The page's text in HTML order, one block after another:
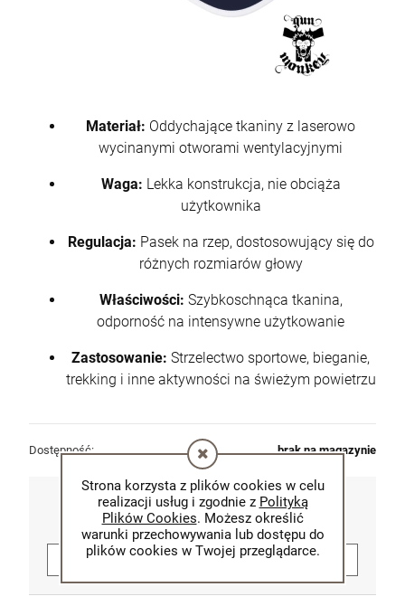
Strona korzysta z plików cookies w celu
realizacji usług i zgodnie z Polityką
Plików Cookies. Możesz określić
warunki przechowywania lub dostępu do
plików cookies w Twojej przeglądarce.
Materiał: Oddychające tkaniny z laserowo
wycinanymi otworami wentylacyjnymi
Waga: Lekka konstrukcja, nie obciąża
użytkownika
Regulacja: Pasek na rzep, dostosowujący się do
różnych rozmiarów głowy
Właściwości: Szybkoschnąca tkanina,
odporność na intensywne użytkowanie
Zastosowanie: Strzelectwo sportowe, bieganie,
trekking i inne aktywności na świeżym powietrzu
Dostępność: brak na magazynie
119,00 zł
POWIADOM O DOSTĘPNOŚCI